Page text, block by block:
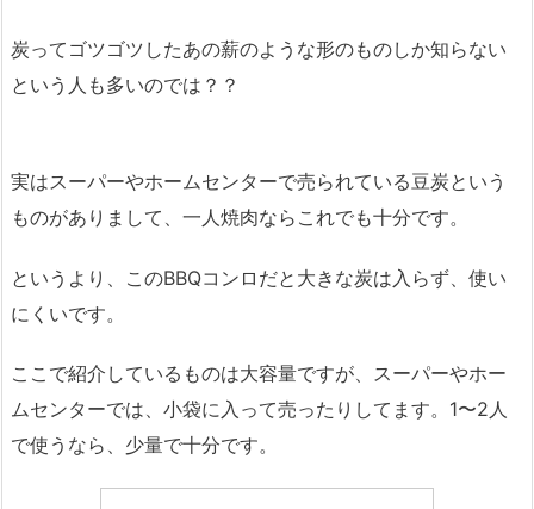
炭ってゴツゴツしたあの薪のような形のものしか知らない
という人も多いのでは？？
実はスーパーやホームセンターで売られている豆炭という
ものがありまして、一人焼肉ならこれでも十分です。
というより、このBBQコンロだと大きな炭は入らず、使い
にくいです。
ここで紹介しているものは大容量ですが、スーパーやホー
ムセンターでは、小袋に入って売ったりしてます。1〜2人
で使うなら、少量で十分です。